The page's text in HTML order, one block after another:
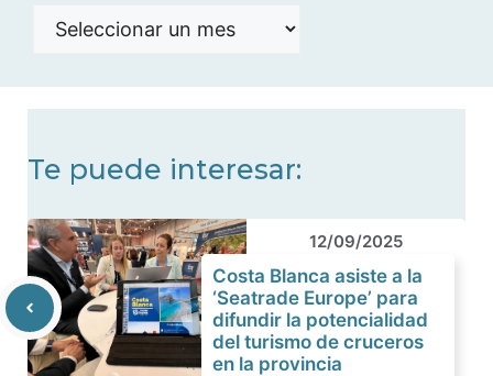
Histórico
Te puede interesar:
12/09/2025
Costa Blanca asiste a la
‘Seatrade Europe’ para
difundir la potencialidad
del turismo de cruceros
en la provincia